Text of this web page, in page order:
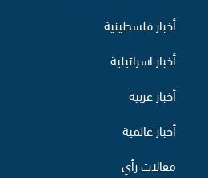
أخبار فلسطينية
أخبار اسرائيلية
أخبار عربية
أخبار عالمية
مقالات رأي